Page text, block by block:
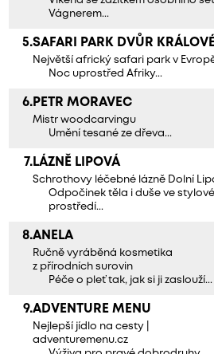
Vágnerem...
5.SAFARI PARK DVŮR
Největší africký safari park v
Noc uprostřed Afriky...
6. PETR MORAVEC
Mistr woodcarvingu
Umění tesané ze dřeva...
7. LÁZNĚ LIPOVÁ
Schrothovy léčebné lázně Dolní
Odpočinek těla i duše ve
prostředí...
8.ANELA
Ručně vyráběná kosmetika
z přírodních surovin
Péče o pleť tak, jak si ji zaslouží...
9.ADVENTURE MENU
Nejlepší jídlo na cesty |
adventuremenu.cz